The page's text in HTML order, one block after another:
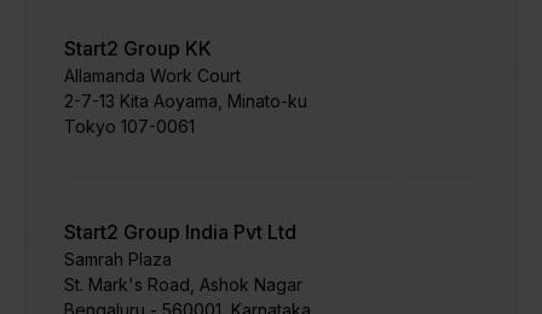
Start2 Group KK
Allamanda Work Court
2-7-13 Kita Aoyama, Minato-ku
Tokyo 107-0061
Start2 Group India Pvt Ltd
Samrah Plaza
St. Mark's Road, Ashok Nagar